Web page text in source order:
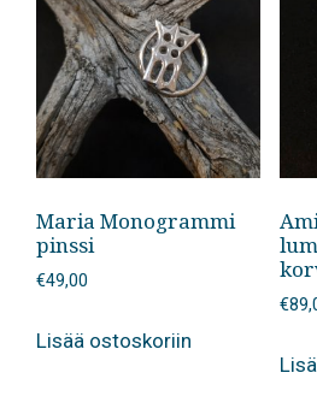
Maria Monogrammi
pinssi
€49,00
Lisää ostoskoriin
€